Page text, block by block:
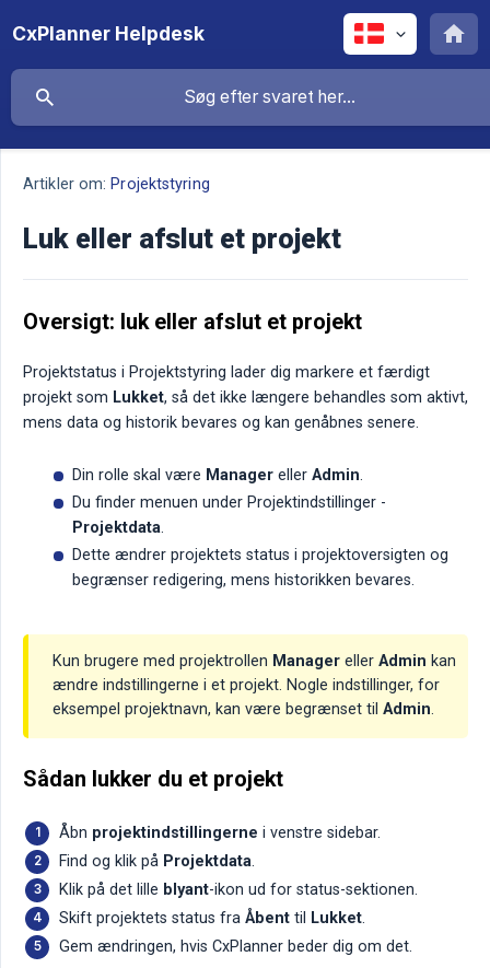
CxPlanner Helpdesk
Artikler om: Projektstyring
Luk eller afslut et projekt
Oversigt: luk eller afslut et projekt
Projektstatus i Projektstyring lader dig markere et færdigt
projekt som Lukket, så det ikke længere behandles som aktivt,
mens data og historik bevares og kan genåbnes senere.
Din rolle skal være Manager eller Admin.
Du finder menuen under Projektindstillinger -
Projektdata.
Dette ændrer projektets status i projektoversigten og
begrænser redigering, mens historikken bevares.
Kun brugere med projektrollen Manager eller Admin kan
ændre indstillingerne i et projekt. Nogle indstillinger, for
eksempel projektnavn, kan være begrænset til Admin.
Sådan lukker du et projekt
Åbn projektindstillingerne i venstre sidebar.
Find og klik på Projektdata.
Klik på det lille blyant-ikon ud for status-sektionen.
Skift projektets status fra Åbent til Lukket.
Gem ændringen, hvis CxPlanner beder dig om det.